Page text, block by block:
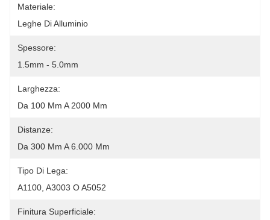
Materiale:
Leghe Di Alluminio
Spessore:
1.5mm - 5.0mm
Larghezza:
Da 100 Mm A 2000 Mm
Distanze:
Da 300 Mm A 6.000 Mm
Tipo Di Lega:
A1100, A3003 O A5052
Finitura Superficiale: